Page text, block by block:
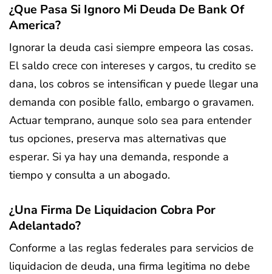
¿Que Pasa Si Ignoro Mi Deuda De Bank Of
America?
Ignorar la deuda casi siempre empeora las cosas.
El saldo crece con intereses y cargos, tu credito se
dana, los cobros se intensifican y puede llegar una
demanda con posible fallo, embargo o gravamen.
Actuar temprano, aunque solo sea para entender
tus opciones, preserva mas alternativas que
esperar. Si ya hay una demanda, responde a
tiempo y consulta a un abogado.
¿Una Firma De Liquidacion Cobra Por
Adelantado?
Conforme a las reglas federales para servicios de
liquidacion de deuda, una firma legitima no debe